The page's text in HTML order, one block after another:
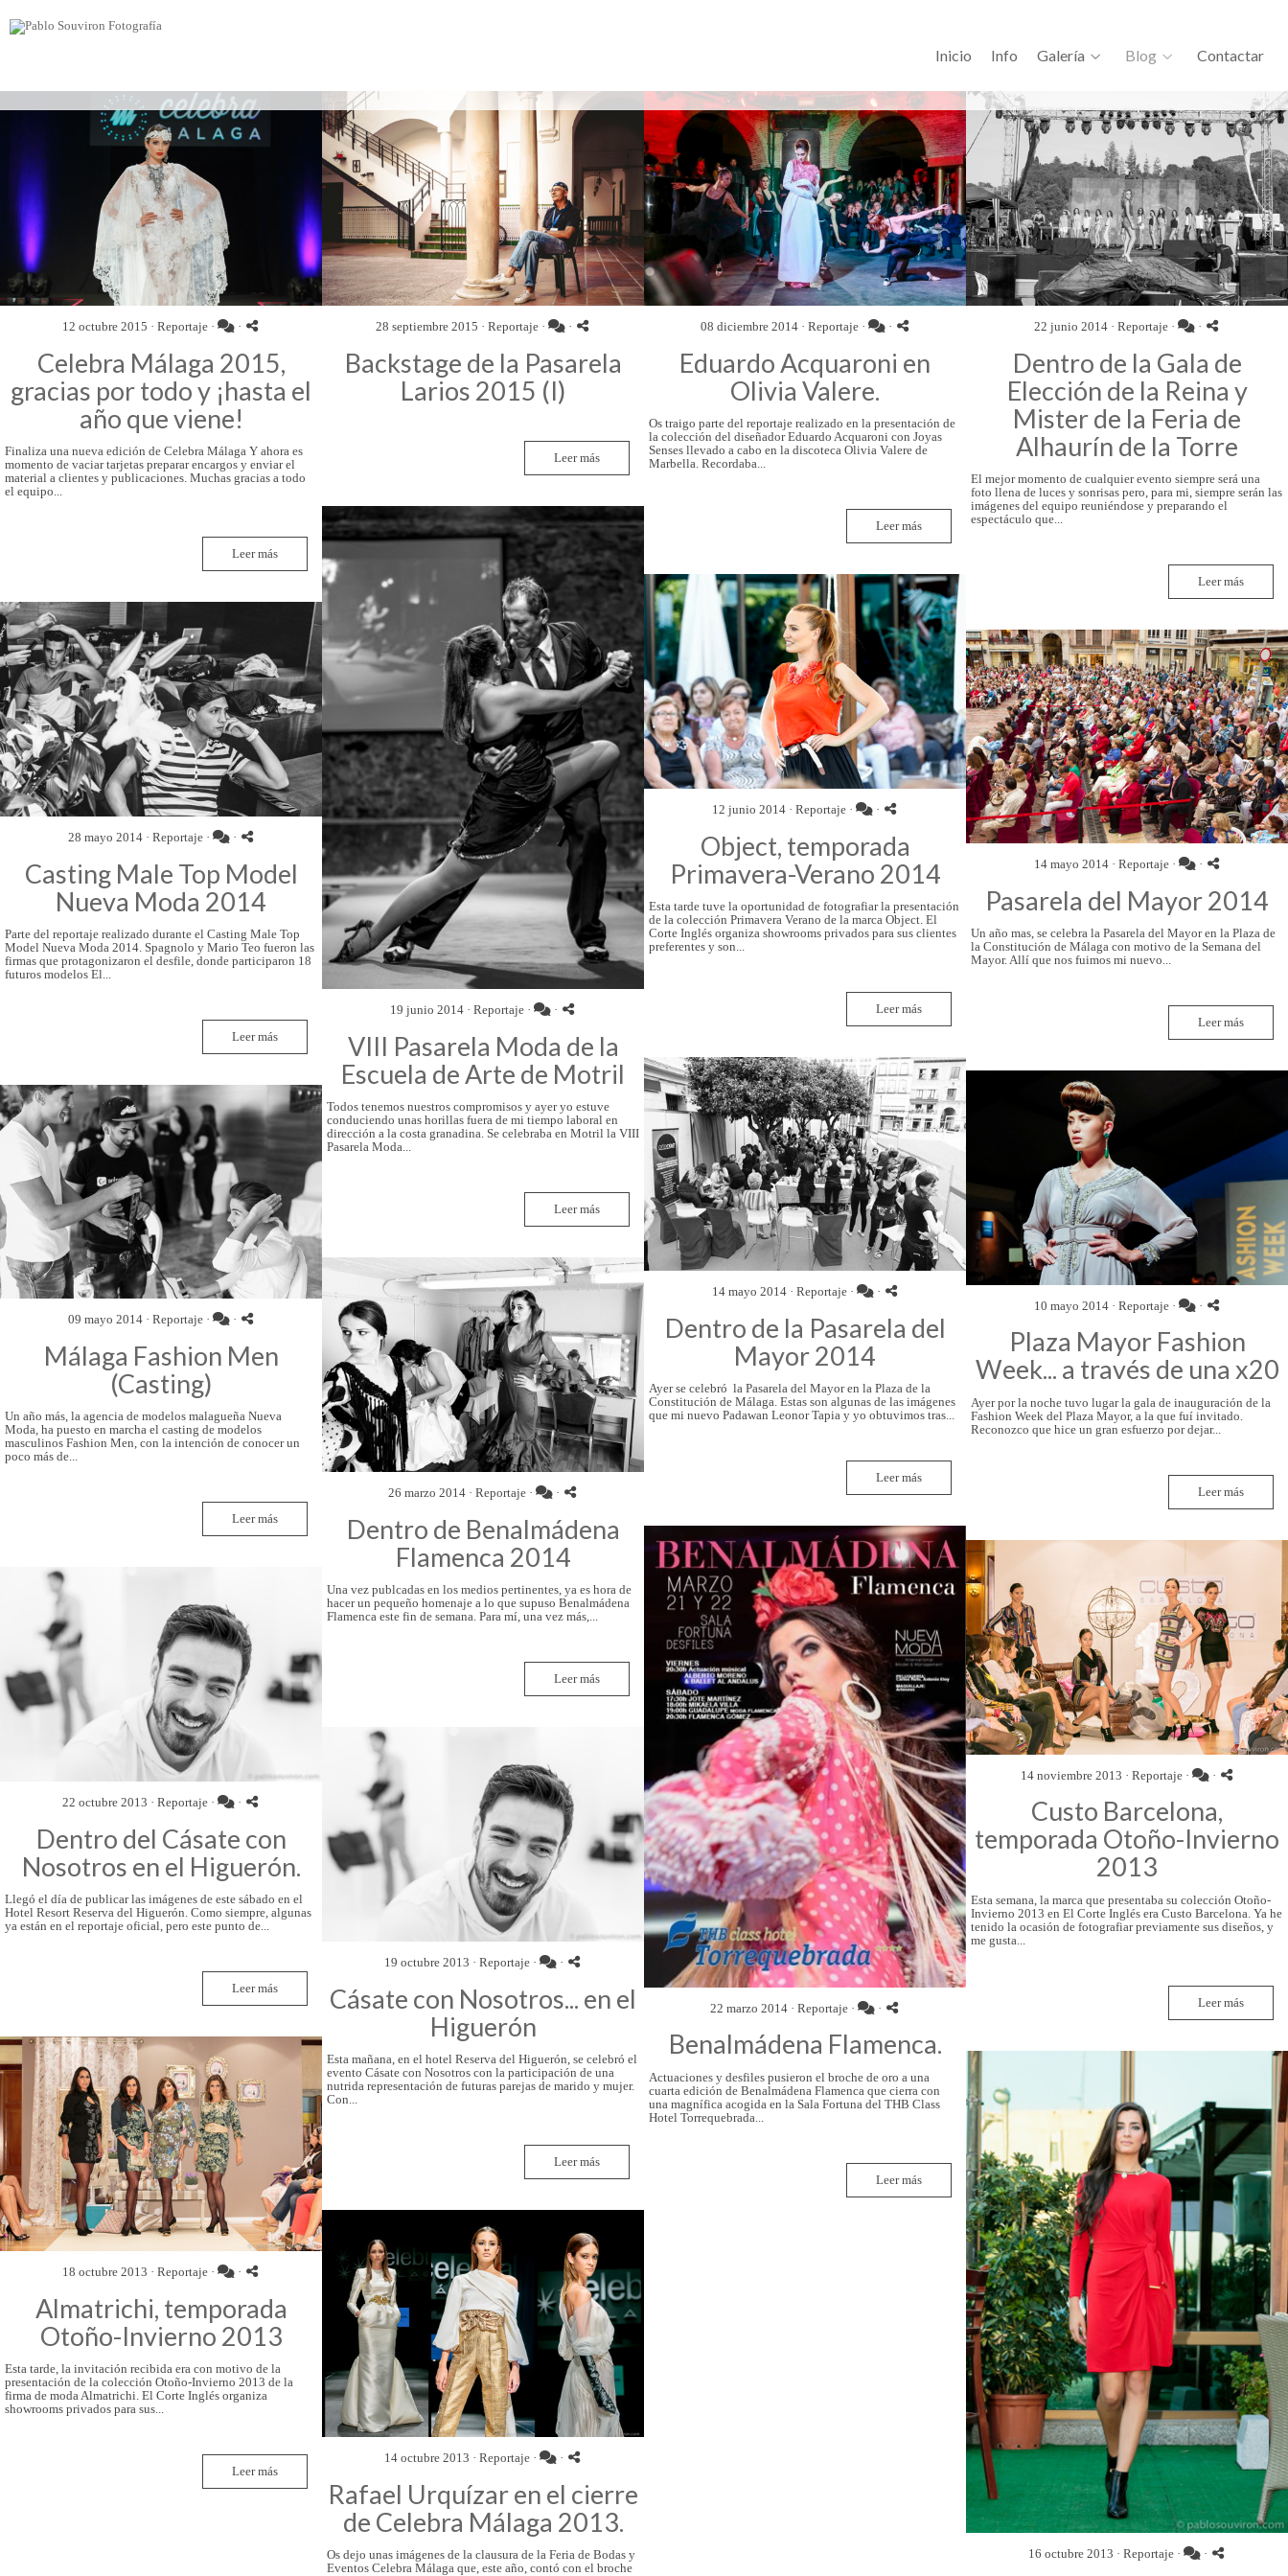
Inicio Info Galería Blog Contactar
12 octubre 2015 · Reportaje · ·
Celebra Málaga 2015,
gracias por todo y ¡hasta el
año que viene!
Finaliza una nueva edición de Celebra Málaga Y ahora es
momento de vaciar tarjetas preparar encargos y enviar el
material a clientes y publicaciones. Muchas gracias a todo
el equipo...
Leer más
28 septiembre 2015 · Reportaje · ·
Backstage de la Pasarela
Larios 2015 (I)
Leer más
08 diciembre 2014 · Reportaje· ·
Eduardo Acquaroni en
Olivia Valere.
Os traigo parte del reportaje realizado en la presentación de
la colección del diseñador Eduardo Acquaroni con Joyas
Senses llevado a cabo en la discoteca Olivia Valere de
Marbella. Recordaba...
Leer más
22 junio 2014 · Reportaje · ·
Dentro de la Gala de
Elección de la Reina y
Mister de la Feria de
Alhaurín de la Torre
El mejor momento de cualquier evento siempre será una
foto llena de luces y sonrisas pero, para mi, siempre serán las
imágenes del equipo reuniéndose y preparando el
espectáculo que...
Leer más
19 junio 2014 · Reportaje · ·
VIII Pasarela Moda de la
Escuela de Arte de Motril
Todos tenemos nuestros compromisos y ayer yo estuve
conduciendo unas horillas fuera de mi tiempo laboral en
dirección a la costa granadina. Se celebraba en Motril la VIII
Pasarela Moda...
Leer más
12 junio 2014 · Reportaje · ·
Object, temporada
Primavera-Verano 2014
Esta tarde tuve la oportunidad de fotografiar la presentación
de la colección Primavera Verano de la marca Object. El
Corte Inglés organiza showrooms privados para sus clientes
preferentes y son...
Leer más
28 mayo 2014 · Reportaje· ·
Casting Male Top Model
Nueva Moda 2014
Parte del reportaje realizado durante el Casting Male Top
Model Nueva Moda 2014. Spagnolo y Mario Teo fueron las
firmas que protagonizaron el desfile, donde participaron 18
futuros modelos El...
Leer más
14 mayo 2014 · Reportaje· ·
Pasarela del Mayor 2014
Un año mas, se celebra la Pasarela del Mayor en la Plaza de
la Constitución de Málaga con motivo de la Semana del
Mayor. Allí que nos fuimos mi nuevo...
Leer más
14 mayo 2014 · Reportaje· ·
Dentro de la Pasarela del
Mayor 2014
Ayer se celebró la Pasarela del Mayor en la Plaza de la
Constitución de Málaga. Estas son algunas de las imágenes
que mi nuevo Padawan Leonor Tapia y yo obtuvimos tras...
Leer más
10 mayo 2014 · Reportaje· ·
Plaza Mayor Fashion
Week... a través de una x20
Ayer por la noche tuvo lugar la gala de inauguración de la
Fashion Week del Plaza Mayor, a la que fuí invitado.
Reconozco que hice un gran esfuerzo por dejar...
Leer más
09 mayo 2014 · Reportaje· ·
Málaga Fashion Men
(Casting)
Un año más, la agencia de modelos malagueña Nueva
Moda, ha puesto en marcha el casting de modelos
masculinos Fashion Men, con la intención de conocer un
poco más de...
Leer más
26 marzo 2014 · Reportaje · ·
Dentro de Benalmádena
Flamenca 2014
Una vez publcadas en los medios pertinentes, ya es hora de
hacer un pequeño homenaje a lo que supuso Benalmádena
Flamenca este fin de semana. Para mí, una vez más,...
Leer más
22 marzo 2014 · Reportaje · ·
Benalmádena Flamenca.
Actuaciones y desfiles pusieron el broche de oro a una
cuarta edición de Benalmádena Flamenca que cierra con
una magnífica acogida en la Sala Fortuna del THB Class
Hotel Torrequebrada...
Leer más
14 noviembre 2013 · Reportaje· ·
Custo Barcelona,
temporada Otoño-Invierno
2013
Esta semana, la marca que presentaba su colección Otoño-
Invierno 2013 en El Corte Inglés era Custo Barcelona. Ya he
tenido la ocasión de fotografiar previamente sus diseños, y
me gusta...
Leer más
22 octubre 2013 · Reportaje · ·
Dentro del Cásate con
Nosotros en el Higuerón.
Llegó el día de publicar las imágenes de este sábado en el
Hotel Resort Reserva del Higuerón. Como siempre, algunas
ya están en el reportaje oficial, pero este punto de...
Leer más
19 octubre 2013 · Reportaje · ·
Cásate con Nosotros... en el
Higuerón
Esta mañana, en el hotel Reserva del Higuerón, se celebró el
evento Cásate con Nosotros con la participación de una
nutrida representación de futuras parejas de marido y mujer.
Con...
Leer más
18 octubre 2013 · Reportaje · ·
Almatrichi, temporada
Otoño-Invierno 2013
Esta tarde, la invitación recibida era con motivo de la
presentación de la colección Otoño-Invierno 2013 de la
firma de moda Almatrichi. El Corte Inglés organiza
showrooms privados para sus...
Leer más
16 octubre 2013 · Reportaje · ·
14 octubre 2013 · Reportaje · ·
Rafael Urquízar en el cierre
de Celebra Málaga 2013.
Os dejo unas imágenes de la clausura de la Feria de Bodas y
Eventos Celebra Málaga que, este año, contó con el broche